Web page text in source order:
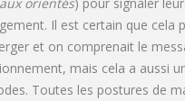
Il est certain que cela
et on comprenait le
mais cela a aussi
Toutes les postures de